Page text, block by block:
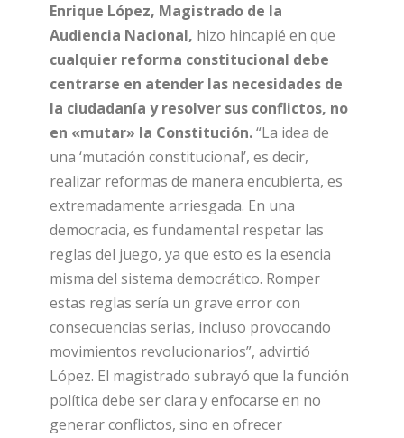
Enrique López, Magistrado de la
Audiencia Nacional, hizo hincapié en que
cualquier reforma constitucional debe
centrarse en atender las necesidades de
la ciudadanía y resolver sus conflictos, no
en «mutar» la Constitución.“La idea de
una ‘mutación constitucional’, es decir,
realizar reformas de manera encubierta, es
extremadamente arriesgada. En una
democracia, es fundamental respetar las
reglas del juego, ya que esto es la esencia
misma del sistema democrático. Romper
estas reglas sería un grave error con
consecuencias serias, incluso provocando
movimientos revolucionarios”, advirtió
López. El magistrado subrayó que la función
política debe ser clara y enfocarse en no
generar conflictos, sino en ofrecer